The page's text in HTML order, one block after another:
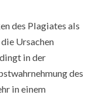
des Plagiates als
Ursachen
in der
des
in einem